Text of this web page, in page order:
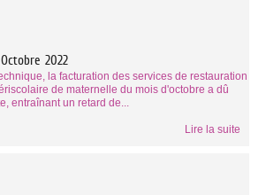
2022
la facturation des services de restauration
de maternelle du mois d'octobre a dû
entraînant un retard de...
Lire la suite